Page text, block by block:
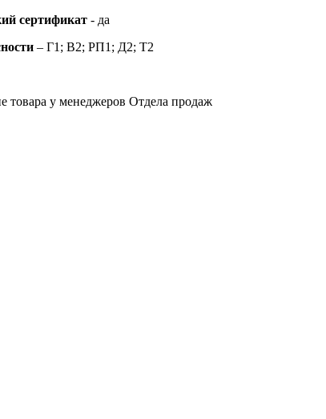
сертификат - да
– Г1; В2; РП1; Д2; Т2
товара у менеджеров Отдела продаж